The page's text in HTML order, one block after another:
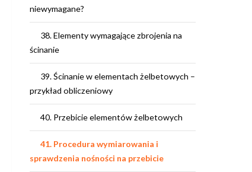
niewymagane?
38. Elementy wymagające zbrojenia na
ścinanie
39. Ścinanie w elementach żelbetowych –
przykład obliczeniowy
40. Przebicie elementów żelbetowych
41. Procedura wymiarowania i
sprawdzenia nośności na przebicie